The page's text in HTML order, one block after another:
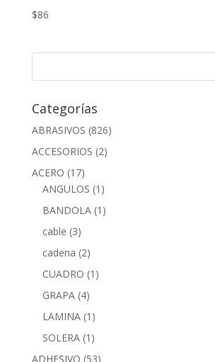
$86
Categorías
ABRASIVOS (826)
ACCESORIOS (2)
ACERO (17)
ANGULOS (1)
BANDOLA (1)
cable (3)
cadena (2)
CUADRO (1)
GRAPA (4)
LAMINA (1)
SOLERA (1)
ADHESIVO (53)